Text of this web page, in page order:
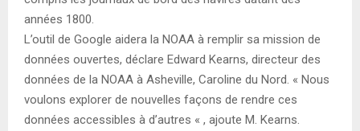
années 1800.
L’outil de Google aidera la NOAA à remplir sa mission de
données ouvertes, déclare Edward Kearns, directeur des
données de la NOAA à Asheville, Caroline du Nord. « Nous
voulons explorer de nouvelles façons de rendre ces
données accessibles à d’autres « , ajoute M. Kearns.